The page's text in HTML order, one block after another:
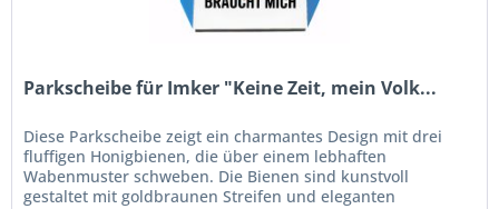
Parkscheibe für Imker "Keine Zeit, mein Volk...
Diese Parkscheibe zeigt ein charmantes Design mit drei
fluffigen Honigbienen, die über einem lebhaften
Wabenmuster schweben. Die Bienen sind kunstvoll
gestaltet mit goldbraunen Streifen und eleganten